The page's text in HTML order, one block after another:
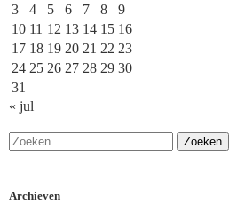
3
4 5 6 7 8
9
10 11 12 13 14 15 16
17 18 19 20 21 22 23
24 25 26 27 28 29 30
31
« jul
Archieven